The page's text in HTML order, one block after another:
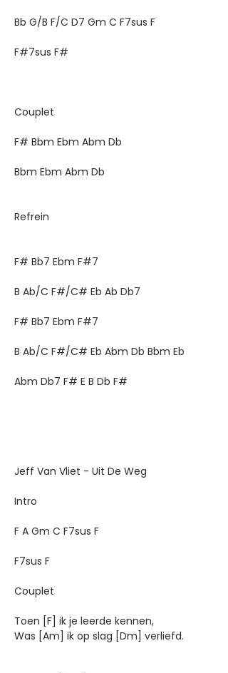
Bb G/B F/C D7 Gm C F7sus F
F#7sus F#
Couplet
F# Bbm Ebm Abm Db
Bbm Ebm Abm Db
Refrein
F# Bb7 Ebm F#7
B Ab/C F#/C# Eb Ab Db7
F# Bb7 Ebm F#7
B Ab/C F#/C# Eb Abm Db Bbm Eb
Abm Db7 F# E B Db F#
Jeff Van Vliet - Uit De Weg
Intro
F A Gm C F7sus F
F7sus F
Couplet
Toen [F] ik je leerde kennen,
Was [Am] ik op slag [Dm] verliefd.